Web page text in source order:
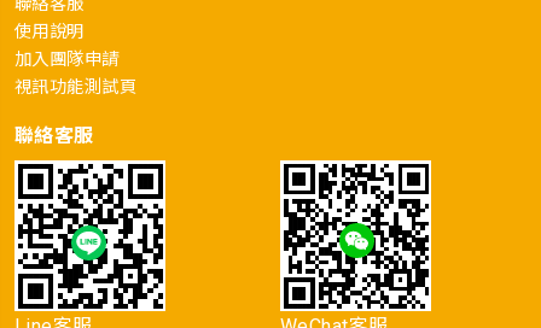
使用說明
加入團隊申請
視訊功能測試頁
聯絡客服